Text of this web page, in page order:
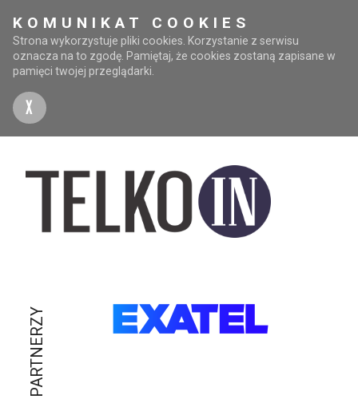
KOMUNIKAT COOKIES
Strona wykorzystuje pliki cookies. Korzystanie z serwisu
oznacza na to zgodę. Pamiętaj, że cookies zostaną zapisane w
pamięci twojej przeglądarki.
X
PARTNERZY